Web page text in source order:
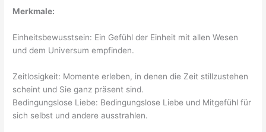
Merkmale:
Einheitsbewusstsein: Ein Gefühl der Einheit mit allen Wesen
und dem Universum empfinden.
Zeitlosigkeit: Momente erleben, in denen die Zeit stillzustehen
scheint und Sie ganz präsent sind.
Bedingungslose Liebe: Bedingungslose Liebe und Mitgefühl für
sich selbst und andere ausstrahlen.